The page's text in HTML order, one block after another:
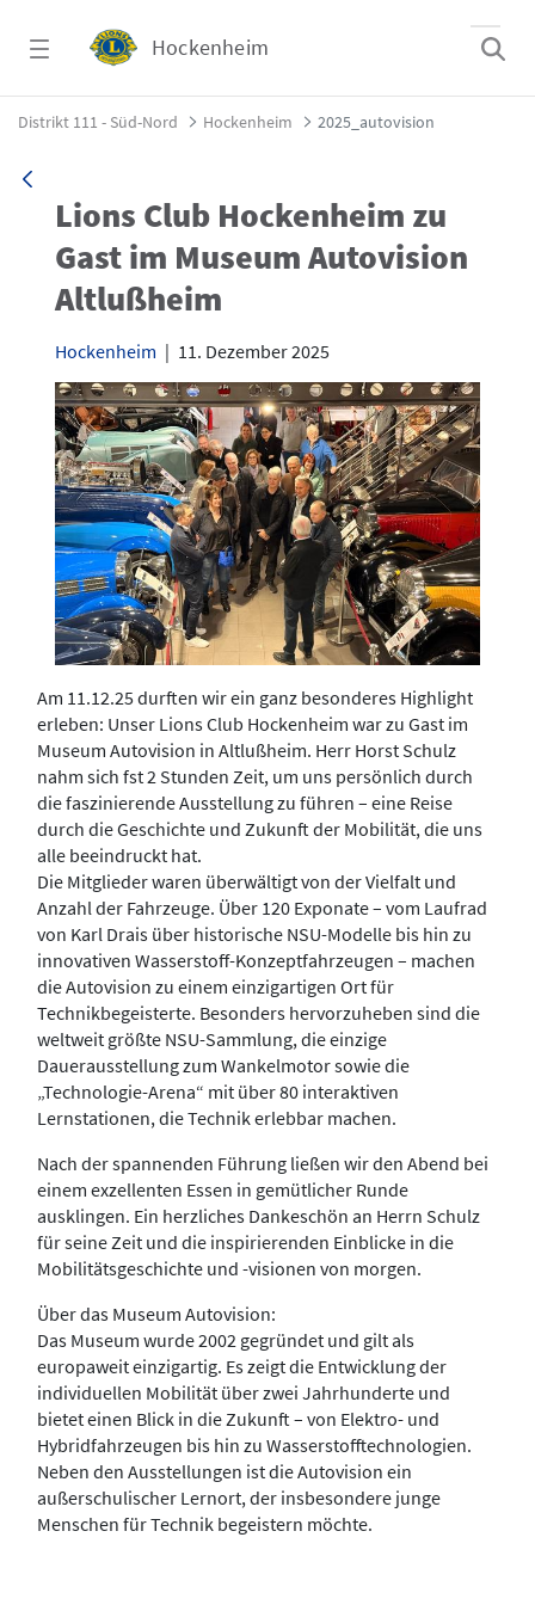
Hockenheim
2025_autovision - Hockenheim
Distrikt 111 - Süd-Nord Hockenheim 2025_autovision
Lions Club Hockenheim zu
Gast im Museum Autovision
Altlußheim
Hockenheim | 11. Dezember 2025
Am 11.12.25 durften wir ein ganz besonderes Highlight
erleben: Unser Lions Club Hockenheim war zu Gast im
Museum Autovision in Altlußheim. Herr Horst Schulz
nahm sich fst 2 Stunden Zeit, um uns persönlich durch
die faszinierende Ausstellung zu führen – eine Reise
durch die Geschichte und Zukunft der Mobilität, die uns
alle beeindruckt hat.
Die Mitglieder waren überwältigt von der Vielfalt und
Anzahl der Fahrzeuge. Über 120 Exponate – vom Laufrad
von Karl Drais über historische NSU-Modelle bis hin zu
innovativen Wasserstoff-Konzeptfahrzeugen – machen
die Autovision zu einem einzigartigen Ort für
Technikbegeisterte. Besonders hervorzuheben sind die
weltweit größte NSU-Sammlung, die einzige
Dauerausstellung zum Wankelmotor sowie die
„Technologie-Arena“ mit über 80 interaktiven
Lernstationen, die Technik erlebbar machen.
Nach der spannenden Führung ließen wir den Abend bei
einem exzellenten Essen in gemütlicher Runde
ausklingen. Ein herzliches Dankeschön an Herrn Schulz
für seine Zeit und die inspirierenden Einblicke in die
Mobilitätsgeschichte und -visionen von morgen.
Über das Museum Autovision:
Das Museum wurde 2002 gegründet und gilt als
europaweit einzigartig. Es zeigt die Entwicklung der
individuellen Mobilität über zwei Jahrhunderte und
bietet einen Blick in die Zukunft – von Elektro- und
Hybridfahrzeugen bis hin zu Wasserstofftechnologien.
Neben den Ausstellungen ist die Autovision ein
außerschulischer Lernort, der insbesondere junge
Menschen für Technik begeistern möchte.